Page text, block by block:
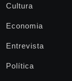
Cultura
Economia
Entrevista
Política